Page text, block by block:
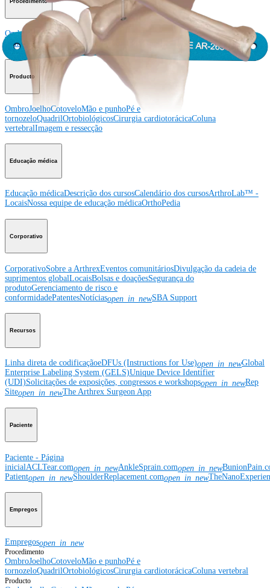
Procedimento
Ombro JoelhoCotovelo Mão e punho
tornozelo
Quadril Ortobiológicos Cirurgia cardiotorácicaColuna vertebral
Producto
OmbroJoelhoCotoveloMão e punhoPé e
tornozeloQuadrilOrtobiológicosCirurgia cardiotorácicaColuna
vertebralImagem e ressecção
Educação médica
Educação médicaDescrição dos cursosCalendário dos cursosArthroLab™ -
LocaisNossa equipe de educação médicaOrthoPedia
Corporativo
CorporativoSobre a ArthrexEventos comunitáriosDivulgação da cadeia de
suprimentos globalLocaisBolsas e doaçõesSegurança do
produtoGerenciamento de risco e
conformidadePatentesNotíciasopen_in_newSBA Support
Recursos
Linha direta de codificaçãoeDFUs (Instructions for Use)open_in_newGlobal
Enterprise Labeling System (GELS)Unique Device Identifier
(UDI)Solicitações de exposições, congressos e workshopsopen_in_newRep
Siteopen_in_newThe Arthrex Surgeon App
Paciente
Paciente - Página
inicial ACLTear.comopen_in_newAnkleSprain.comopen_in_new
Patientopen_in_newShoulderReplacement.comopen_in_new
Empregos
Empregosopen_in_new
Procedimento
OmbroJoelhoCotoveloMão e punhoPé e
tornozeloQuadrilOrtobiológicosCirurgia cardiotorácicaColuna vertebral
Producto